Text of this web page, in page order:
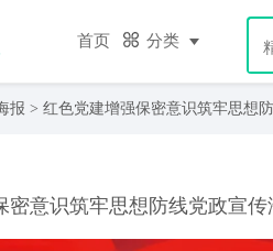
首页 分类
报 > 红色党建增强保密意识筑牢思想
密意识筑牢思想防线党政宣传